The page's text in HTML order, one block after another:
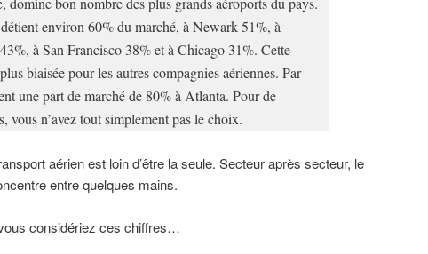
environ 60% du marché, à Newark 51%, à
à San Francisco 38% et à Chicago 31%. Cette
biaisée pour les autres compagnies aériennes. Par
une part de marché de 80% à Atlanta. Pour de
vous n’avez tout simplement pas le choix.
aérien est loin d’être la seule. Secteur après secteur, le
entre quelques mains.
considériez ces chiffres…